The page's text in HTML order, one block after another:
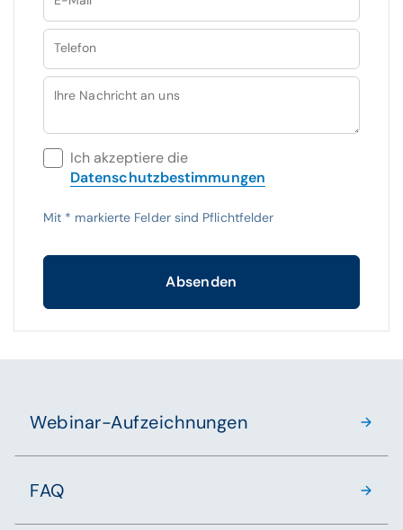
Telefon
Ihre Nachricht an uns
Ich akzeptiere die
Datenschutzbestimmungen
Mit * markierte Felder sind Pflichtfelder
Absenden
Webinar-Aufzeichnungen
FAQ